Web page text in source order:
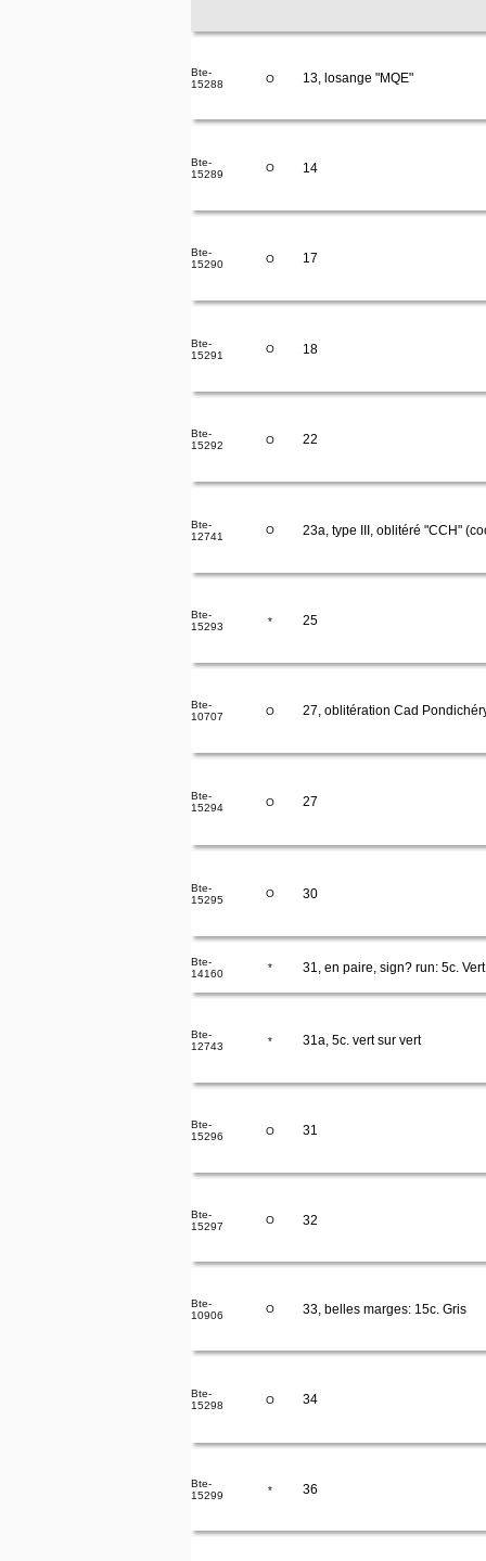
Bte-
15288
O 13, losange "MQE"
Bte-
15289
O 14
Bte-
15290
O 17
Bte-
15291
O 18
Bte-
15292
O 22
Bte-
12741
O 23a, type III, oblitéré "CCH"
Bte-
15293
* 25
Bte-
10707
O 27, oblitération Cad
Bte-
15294
O 27
Bte-
15295
O 30
Bte-
14160
* 31, en paire, sign? run: 5c. Vert
Bte-
12743
* 31a, 5c. vert sur vert
Bte-
15296
O 31
Bte-
15297
O 32
Bte-
10906
O 33, belles marges: 15c. Gris
Bte-
15298
O 34
Bte-
15299
* 36